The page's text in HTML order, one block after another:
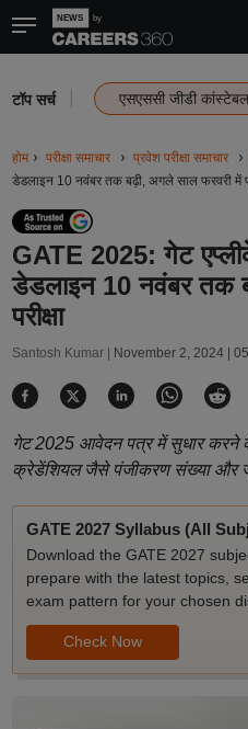
टॉप सर्च एसएससी जीडी
होम परीक्षा समाचार प्रवेश परीक्षा समाचार
डेडलाइन 10 नवंबर तक बढ़ी, अगले साल फरवरी में
GATE 2025: गेट
डेडलाइन 10 नवंबर तक
परीक्षा
Santosh Kumar | November 2, 2024 |
गेट 2025 आवेदन पत्र में सुधार करने के
क्रेडेंशियल जैसे पंजीकरण संख्या और
GATE 2027 Syllabus (All
Download the GATE 2027
prepare with the latest topics,
exam pattern for your chosen
Check Now